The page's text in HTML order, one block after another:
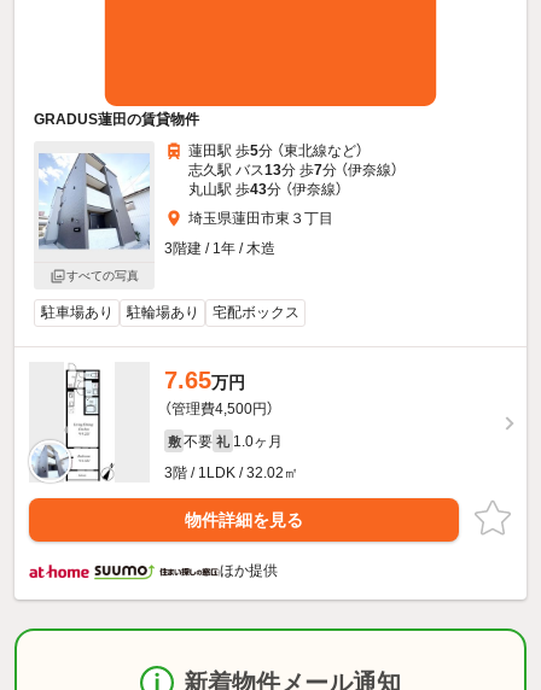
GRADUS蓮田の賃貸物件
すべての写真
蓮田駅 歩5分 （東北線など）
志久駅 バス13分 歩7分 （伊奈線）
丸山駅 歩43分 （伊奈線）
埼玉県蓮田市東３丁目
3階建 / 1年 / 木造
駐車場あり 駐輪場あり 宅配ボックス
7.65万円
（管理費4,500円）
敷 不要 礼 1.0ヶ月
3階 / 1LDK / 32.02㎡
物件詳細を見る
ほか提供
新着物件メール通知